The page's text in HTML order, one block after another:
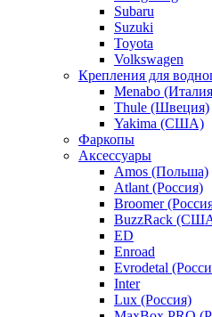
Subaru
Suzuki
Toyota
Volkswagen
Крепления для
Menabo
Thule (Швеция)
Yakima (США)
Фаркопы
Аксессуары
Amos (Польша)
Atlant (Россия)
Broomer
BuzzRack
ED
Enroad
Evrodetal
Inter
Lux (Россия)